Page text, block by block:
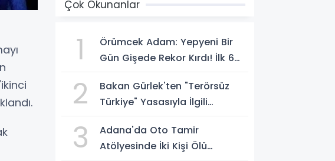
Çok Okunanlar
1
Örümcek Adam: Yepyeni Bir
Gün Gişede Rekor Kırdı! İlk 6
2
Bakan Gürlek'ten "Terörsüz
Türkiye" Yasasıyla İlgili
Feshedilmeden Düzenleme
Yürürlüğe Girmeyecek
3
Adana'da Oto Tamir
Atölyesinde İki Kişi Ölü